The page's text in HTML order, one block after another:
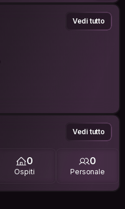
Vedi tutto
Vedi tutto
0
Ospiti
0
Personale